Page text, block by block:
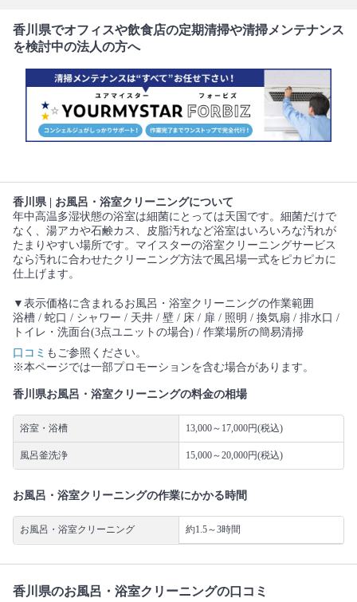
香川県でオフィスや飲食店の定期清掃や清掃メンテナンス
を検討中の法人の方へ
香川県 | お風呂・浴室クリーニングについて
年中高温多湿状態の浴室は細菌にとっては天国です。細菌だけで
なく、湯アカや石鹸カス、皮脂汚れなど浴室はいろいろな汚れが
たまりやすい場所です。マイスターの浴室クリーニングサービス
なら汚れに合わせたクリーニング方法で風呂場一式をピカピカに
仕上げます。
▼表示価格に含まれるお風呂・浴室クリーニングの作業範囲
浴槽 / 蛇口 / シャワー / 天井 / 壁 / 床 / 扉 / 照明 / 換気扇 / 排水口 /
トイレ・洗面台(3点ユニットの場合) / 作業場所の簡易清掃
口コミ もご参照ください。
※本ページでは一部プロモーションを含む場合があります。
香川県お風呂・浴室クリーニングの料金の相場
浴室・浴槽 13,000～17,000円(税込)
風呂釜洗浄 15,000～20,000円(税込)
お風呂・浴室クリーニングの作業にかかる時間
お風呂・浴室クリーニング 約1.5～3時間
香川県のお風呂・浴室クリーニングの口コミ